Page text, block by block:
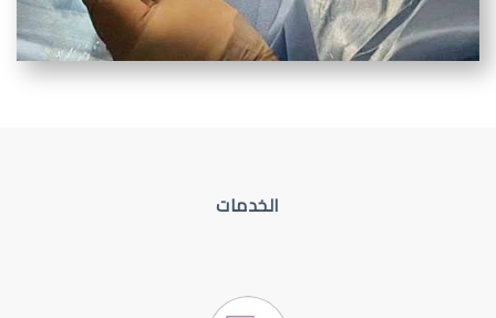
الخدمات